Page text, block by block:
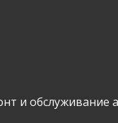
и обслуживание